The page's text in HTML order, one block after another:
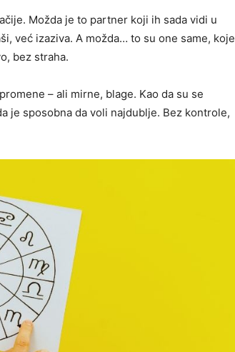
Možda je to partner koji ih sada vidi u
već izaziva. A možda… to su one same, koje
bez straha.
– ali mirne, blage. Kao da su se
je sposobna da voli najdublje. Bez kontrole,